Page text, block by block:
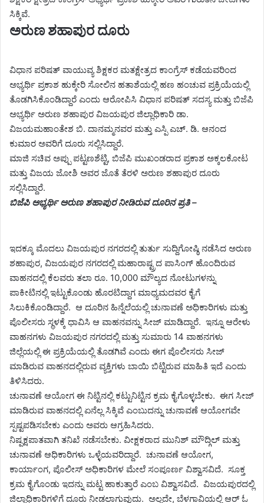
ಸಿಕ್ಕಿವೆ.
ಅರುಣ ಶಹಾಪುರ ದೂರು
ವಿಧಾನ ಪರಿಷತ್ ವಾಯುವ್ಯ ಶಿಕ್ಷಕರ ಮತಕ್ಷೇತ್ರದ ಕಾಂಗ್ರೆಸ್ ಕಡೆಯವರಿಂದ
ಅಭ್ಯರ್ಥಿ ಪ್ರಕಾಶ ಹುಕ್ಕೇರಿ ಸೋಲಿನ ಹತಾಶೆಯಲ್ಲಿ ಹಣ ಹಂಚುವ ಪ್ರಕ್ರಿಯೆಯಲ್ಲಿ
ತೊಡಗಿಸಿಕೊಂಡಿದ್ದಾರೆ ಎಂದು ಆರೋಪಿಸಿ ವಿಧಾನ ಪರಿಷತ್ ಸದಸ್ಯ ಮತ್ತು ಬಿಜೆಪಿ
ಅಭ್ಯರ್ಥಿ ಅರುಣ ಶಹಾಪುರ ವಿಜಯಪುರ ಜಿಲ್ಲಾಧಿಕಾರಿ ಡಾ.
ವಿಜಯಮಹಾಂತೇಶ ಬಿ. ದಾನಮ್ಮನವರ ಮತ್ತು ಎಸ್ಪಿ ಎಚ್. ಡಿ. ಆನಂದ
ಕುಮಾರ ಅವರಿಗೆ ದೂರು ಸಲ್ಲಿಸಿದ್ದಾರೆ.
ಮಾಜಿ ಸಚಿವ ಅಪ್ಪು ಪಟ್ಟಣಶೆಟ್ಟಿ, ಬಿಜೆಪಿ ಮುಖಂಡರಾದ ಪ್ರಕಾಶ ಅಕ್ಕಲಕೋಟ
ಮತ್ತು ವಿಜಯ ಜೋಶಿ ಅವರ ಜೊತೆ ತೆರಳಿ ಅರುಣ ಶಹಾಪುರ ದೂರು
ಸಲ್ಲಿಸಿದ್ದಾರೆ.
ಬಿಜೆಪಿ ಅಭ್ಯರ್ಥಿ ಅರುಣ ಶಹಾಪುರ ನೀಡಿರುವ ದೂರಿನ ಪ್ರತಿ –
ಇದಕ್ಕೂ ಮೊದಲು ವಿಜಯಪುರ ನಗರದಲ್ಲಿ ತುರ್ತು ಸುದ್ದಿಗೋಷ್ಠಿ ನಡೆಸಿದ ಅರುಣ
ಶಹಾಪುರ, ವಿಜಯಪುರ ನಗರದಲ್ಲಿ ಮಹಾರಾಷ್ಟ್ರದ ಪಾಸಿಂಗ್ ಹೊಂದಿರುವ
ವಾಹನದಲ್ಲಿ ಕೆಲವರು ತಲಾ ರೂ. 10,000 ಮೌಲ್ಯದ ನೋಟುಗಳನ್ನು
ಪಾಕೀಟಿನಲ್ಲಿ ಇಟ್ಟುಕೊಂಡು ಹೊರಟಿದ್ದಾಗ ಮಾಧ್ಯಮದವರ ಕೈಗೆ
ಸಿಲುಕಿಕೊಂಡಿದ್ದಾರೆ. ಆ ದೂರಿನ ಹಿನ್ನೆಲೆಯಲ್ಲಿ ಚುನಾವಣೆ ಅಧಿಕಾರಿಗಳು ಮತ್ತು
ಪೊಲೀಸರು ಸ್ಥಳಕ್ಕೆ ಧಾವಿಸಿ ಆ ವಾಹನವನ್ನು ಸೀಜ್ ಮಾಡಿದ್ದಾರೆ. ಇನ್ನೂ ಆರೇಳು
ವಾಹನಗಳು ವಿಜಯಪುರ ನಗರದಲ್ಲಿ ಮತ್ತು ಸುಮಾರು 14 ವಾಹನಗಳು
ಜಿಲ್ಲೆಯಲ್ಲಿ ಈ ಪ್ರಕ್ರಿಯೆಯಲ್ಲಿ ತೊಡಗಿವೆ ಎಂದು ಈಗ ಪೊಲೀಸರು ಸೀಜ್
ಮಾಡಿರುವ ವಾಹನದಲ್ಲಿರುವ ವ್ಯಕ್ತಿಗಳು ಬಾಯಿ ಬಿಟ್ಟಿರುವ ಮಾಹಿತಿ ಇದೆ ಎಂದು
ತಿಳಿಸಿದರು.
ಚುನಾವಣೆ ಆಯೋಗ ಈ ನಿಟ್ಟಿನಲ್ಲಿ ಕಟ್ಟುನಿಟ್ಟಿನ ಕ್ರಮ ಕೈಗೊಳ್ಳಬೇಕು. ಈಗ ಸೀಜ್
ಮಾಡಿರುವ ವಾಹನದಲ್ಲಿ ಏನೆಲ್ಲ ಸಿಕ್ಕಿವೆ ಎಂಬುದನ್ನು ಚುನಾವಣೆ ಆಯೋಗವೇ
ಸ್ಪಷ್ಟಪಡಿಸಬೇಕು ಎಂದು ಅವರು ಆಗ್ರಹಿಸಿದರು.
ನಿಷ್ಪಕ್ಷಪಾತವಾಗಿ ತನಿಖೆ ನಡೆಸಬೇಕು. ವೀಕ್ಷಕರಾದ ಮುನಿಶ್ ಮೌದ್ಗಿಲ್ ಮತ್ತು
ಚುನಾವಣೆ ಆಧಿಕಾರಿಗಳು ಒಳ್ಳೆಯವರಿದ್ದಾರೆ. ಚುನಾವಣೆ ಆಯೋಗ,
ಕಾರ್ಯಾಂಗ, ಪೊಲೀಸ್ ಅಧಿಕಾರಿಗಳ ಮೇಲೆ ಸಂಪೂರ್ಣ ವಿಶ್ವಾಸವಿದೆ. ಸೂಕ್ತ
ಕ್ರಮ ಕೈಗೊಂಡು ಇದನ್ನು ಮಟ್ಟ ಹಾಕುತ್ತಾರೆ ಎಂಬ ವಿಶ್ವಾಸವಿದೆ. ವಿಜಯಪುರದಲ್ಲಿ
ಜಿಲ್ಲಾಧಿಕಾರಿಗಳಿಗೆ ದೂರು ನೀಡಲಾಗುವುದು. ಅಲ್ಲದೇ, ಬೆಳಗಾವಿಯಲ್ಲಿ ಆರ್ ಓ